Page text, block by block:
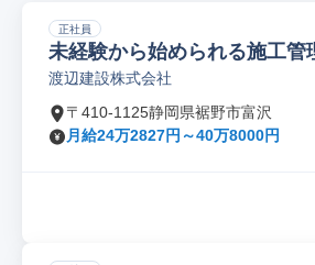
正社員
未経験から始められる施工管
渡辺建設株式会社
〒410-1125静岡県裾野市富沢
月給24万2827円～40万8000円